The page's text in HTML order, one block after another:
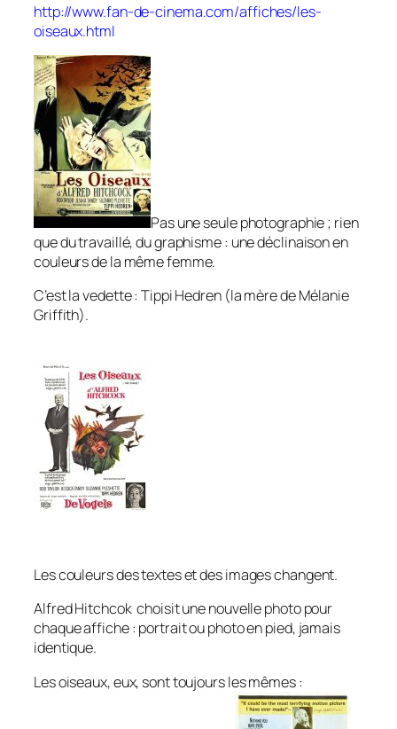
http://www.fan-de-cinema.com/affiches/les-
oiseaux.html
Pas une seule photographie ; rien
que du travaillé, du graphisme : une déclinaison en
couleurs de la même femme.
C’est la vedette : Tippi Hedren (la mère de Mélanie
Griffith).
Les couleurs des textes et des images changent.
Alfred Hitchcok choisit une nouvelle photo pour
chaque affiche : portrait ou photo en pied, jamais
identique.
Les oiseaux, eux, sont toujours les mêmes :